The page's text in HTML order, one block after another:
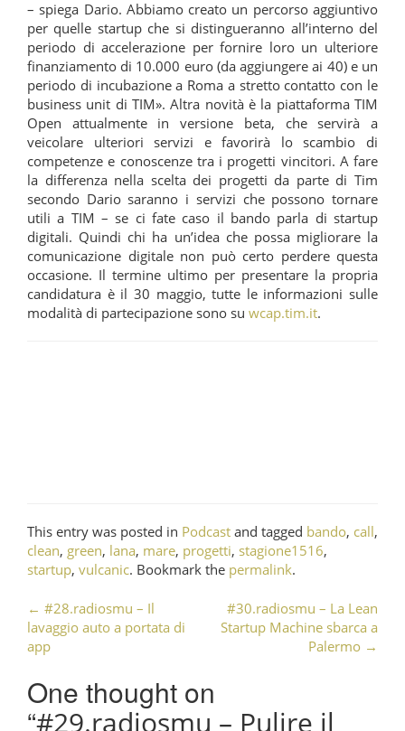
– spiega Dario. Abbiamo creato un percorso aggiuntivo
per quelle startup che si distingueranno all’interno del
periodo di accelerazione per fornire loro un ulteriore
finanziamento di 10.000 euro (da aggiungere ai 40) e un
periodo di incubazione a Roma a stretto contatto con le
business unit di TIM». Altra novità è la piattaforma TIM
Open attualmente in versione beta, che servirà a
veicolare ulteriori servizi e favorirà lo scambio di
competenze e conoscenze tra i progetti vincitori. A fare
la differenza nella scelta dei progetti da parte di Tim
secondo Dario saranno i servizi che possono tornare
utili a TIM – se ci fate caso il bando parla di startup
digitali. Quindi chi ha un’idea che possa migliorare la
comunicazione digitale non può certo perdere questa
occasione. Il termine ultimo per presentare la propria
candidatura è il 30 maggio, tutte le informazioni sulle
modalità di partecipazione sono su wcap.tim.it.
This entry was posted in Podcast and tagged bando, call,
clean, green, lana, mare, progetti, stagione1516,
startup, vulcanic. Bookmark the permalink.
Post navigation
← #28.radiosmu – Il
lavaggio auto a portata di
app
#30.radiosmu – La Lean
Startup Machine sbarca a
Palermo →
One thought on
“#29.radiosmu – Pulire il